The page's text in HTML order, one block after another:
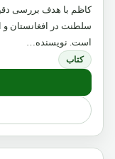
کاظم با هدف بررسی
است. نویسنده…
کتاب